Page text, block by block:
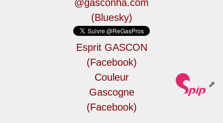
@gasconha.com
(Bluesky)
Esprit GASCON
(Facebook)
Couleur
Gascogne
(Facebook)